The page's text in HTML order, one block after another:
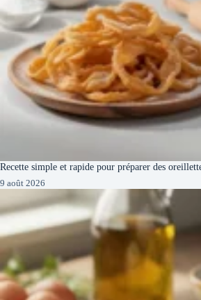
Recette simple et rapide pour préparer des
9 août 2026